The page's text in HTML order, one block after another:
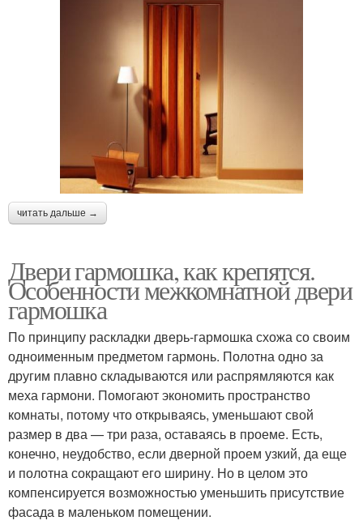
читать дальше →
Двери гармошка, как крепятся.
Особенности межкомнатной двери
гармошка
По принципу раскладки дверь-гармошка схожа со своим
одноименным предметом гармонь. Полотна одно за
другим плавно складываются или распрямляются как
меха гармони. Помогают экономить пространство
комнаты, потому что открываясь, уменьшают свой
размер в два — три раза, оставаясь в проеме. Есть,
конечно, неудобство, если дверной проем узкий, да еще
и полотна сокращают его ширину. Но в целом это
компенсируется возможностью уменьшить присутствие
фасада в маленьком помещении.